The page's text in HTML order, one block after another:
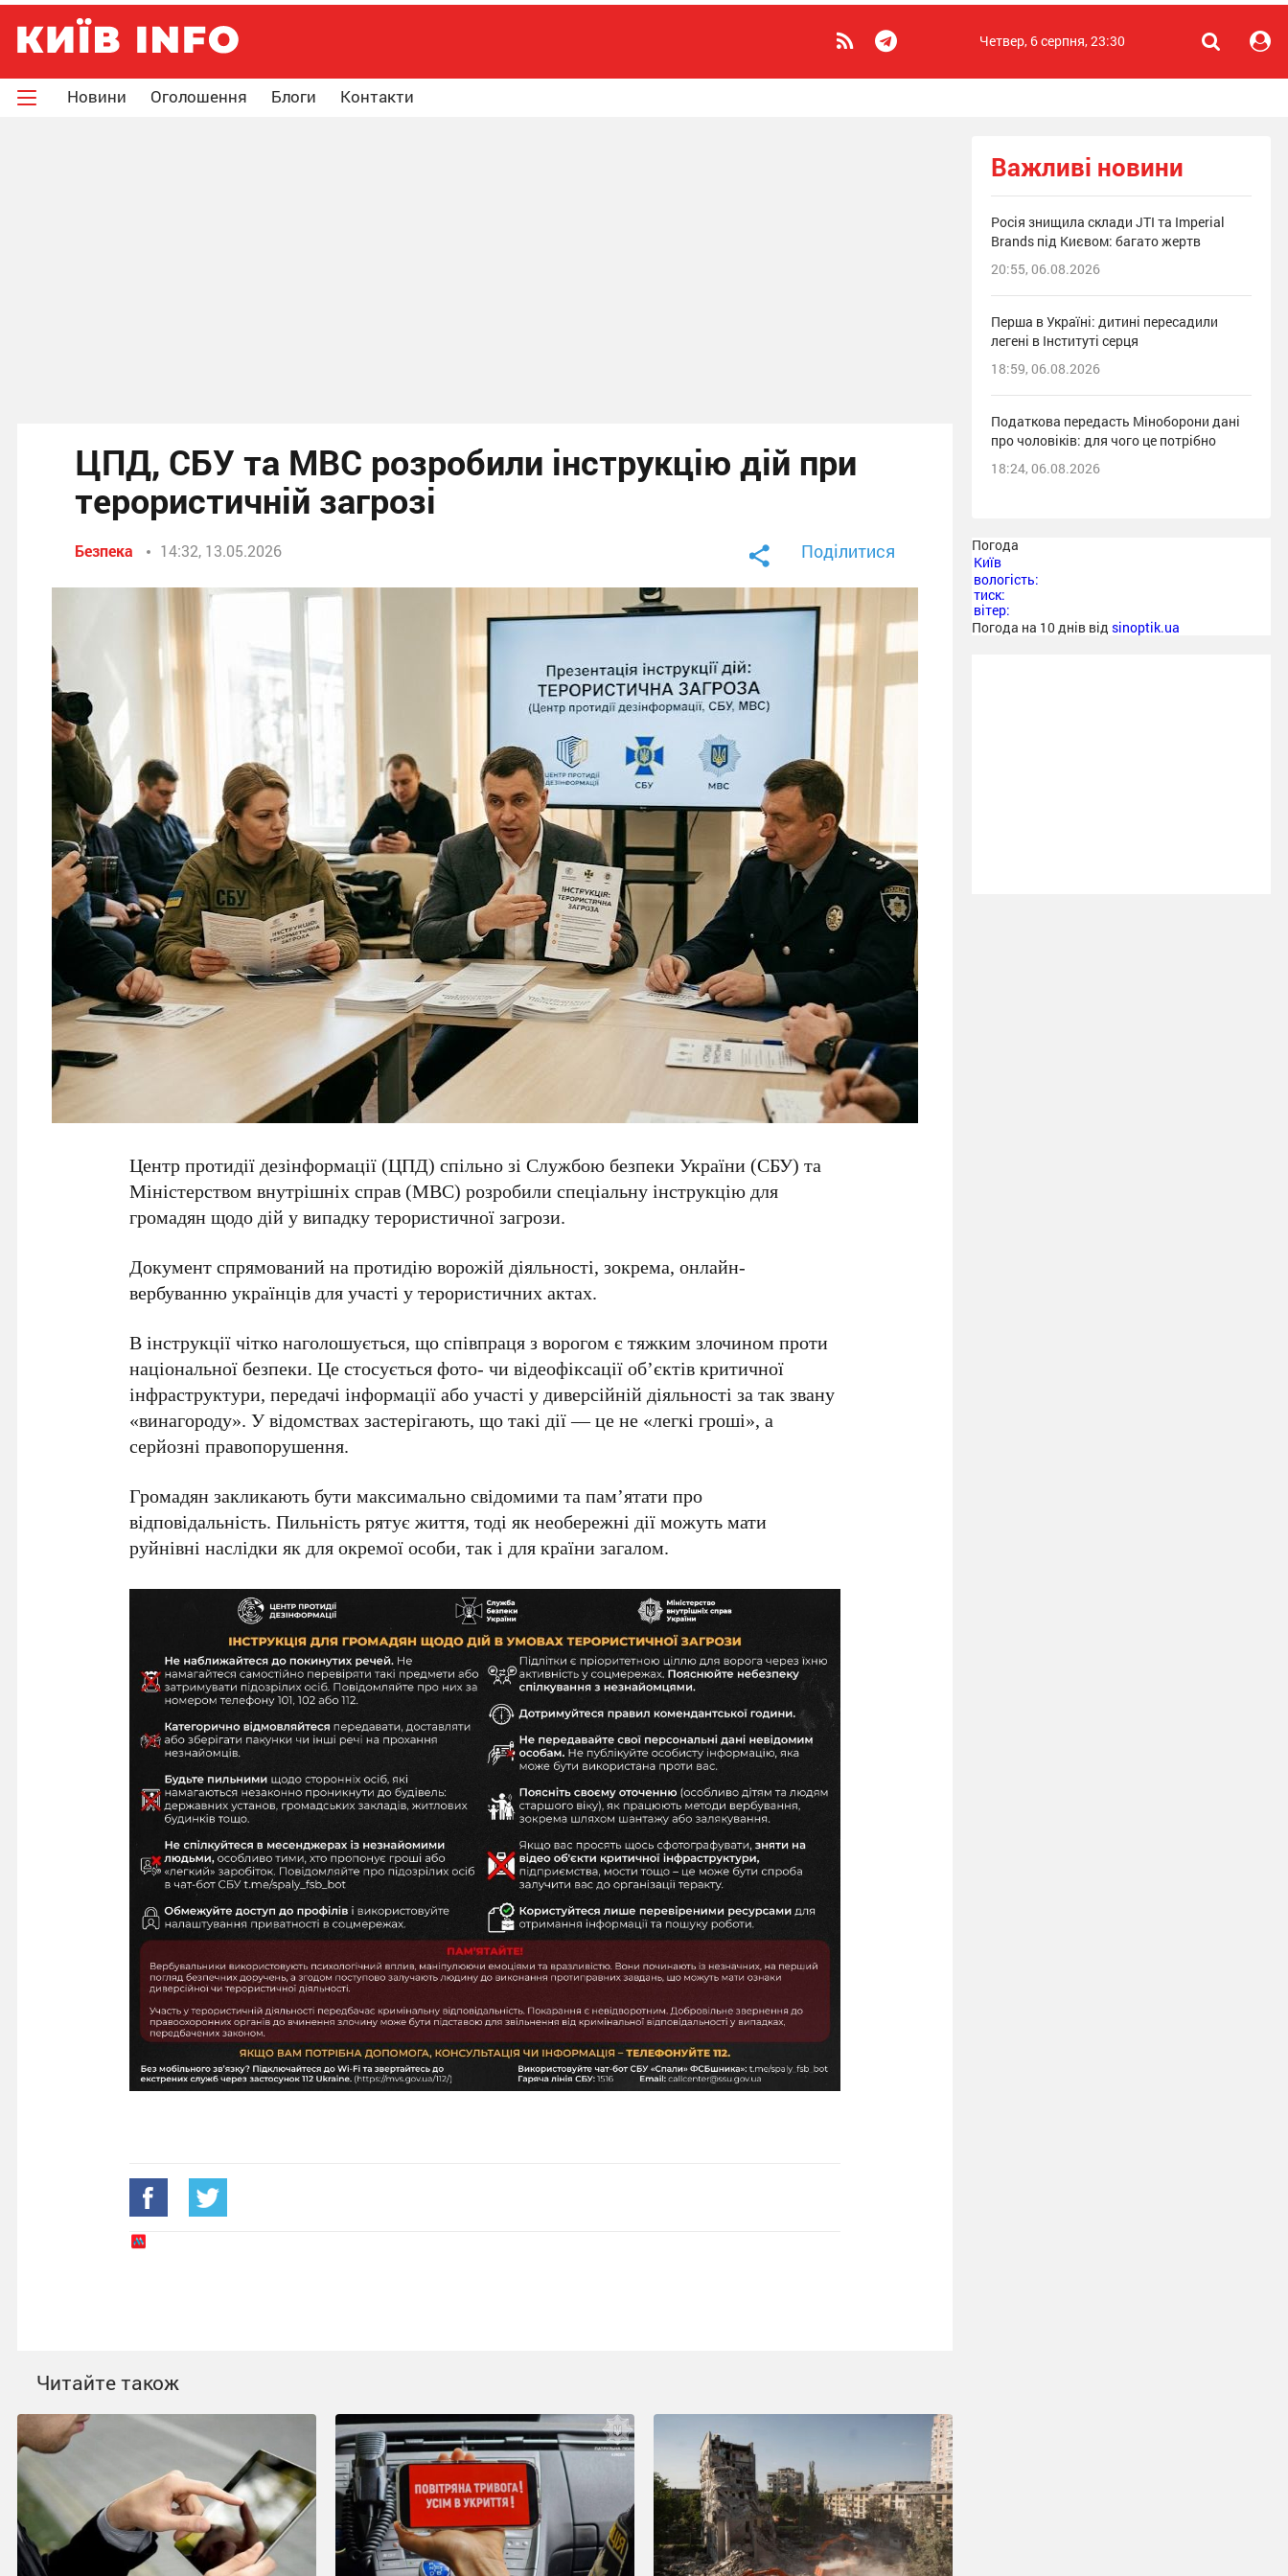
Четвер, 6 серпня, 23:30
Новини Оголошення Блоги Контакти
ЦПД, СБУ та МВС розробили інструкцію дій при
терористичній загрозі
Безпека 14:32, 13.05.2026 Поділитися
Центр протидії дезінформації (ЦПД) спільно зі Службою безпеки України (СБУ) та
Міністерством внутрішніх справ (МВС) розробилиспеціальну інструкціюдля
громадян щодо дій у випадку терористичної загрози.
Документ спрямований на протидію ворожій діяльності, зокрема, онлайн-
вербуванню українців для участі у терористичних актах.
В інструкції чітко наголошується, що співпраця з ворогом єтяжким злочином проти
національної безпеки. Це стосується фото- чи відеофіксаціїоб’єктів критичної
інфраструктури, передачі інформації або участі у диверсійній діяльності за так звану
«винагороду». У відомствах застерігають, що такі дії — це не «легкі гроші», а
серйозні правопорушення.
Громадян закликають бутимаксимально свідомимита пам’ятати про
відповідальність. Пильність рятує життя, тоді як необережні дії можуть мати
руйнівні наслідки як для окремої особи, так і для країни загалом.
Читайте також
Важливі новини
Росія знищила склади JTI та Imperial
Brands під Києвом: багато жертв
20:55, 06.08.2026
Перша в Україні: дитині пересадили
легені в Інституті серця
18:59, 06.08.2026
Податкова передасть Міноборони дані
про чоловіків: для чого це потрібно
18:24, 06.08.2026
Погода
Київ
вологість:
тиск:
вітер:
Погода на 10 днів від sinoptik.ua